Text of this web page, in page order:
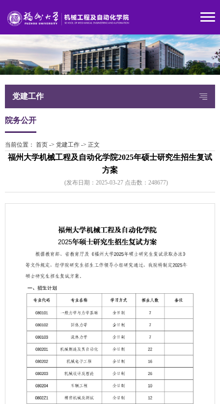
党建工作
院务公开
当前位置： 首页 -> 党建工作 -> 正文
福州大学机械工程及自动化学院2025年硕士研究生招生复试
方案
(发布日期：2025-03-27 点击数： 248677)